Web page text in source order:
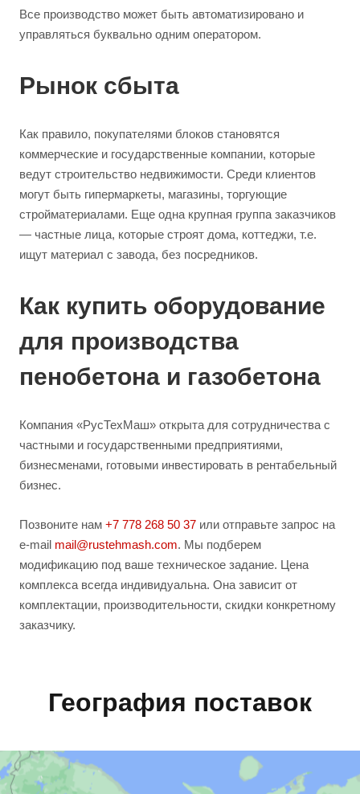
Все производство может быть автоматизировано и
управляться буквально одним оператором.
Рынок сбыта
Как правило, покупателями блоков становятся
коммерческие и государственные компании, которые
ведут строительство недвижимости. Среди клиентов
могут быть гипермаркеты, магазины, торгующие
стройматериалами. Еще одна крупная группа заказчиков
— частные лица, которые строят дома, коттеджи, т.е.
ищут материал с завода, без посредников.
Как купить оборудование
для производства
пенобетона и газобетона
Компания «РусТехМаш» открыта для сотрудничества с
частными и государственными предприятиями,
бизнесменами, готовыми инвестировать в рентабельный
бизнес.
Позвоните нам +7 778 268 50 37 или отправьте запрос на
e-mail mail@rustehmash.com. Мы подберем
модификацию под ваше техническое задание. Цена
комплекса всегда индивидуальна. Она зависит от
комплектации, производительности, скидки конкретному
заказчику.
География поставок